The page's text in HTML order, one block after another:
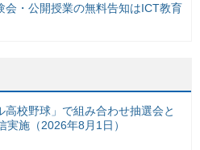
会・公開授業の無料告知はICT教育
校野球」で組み合わせ抽選会と
施（2026年8月1日）